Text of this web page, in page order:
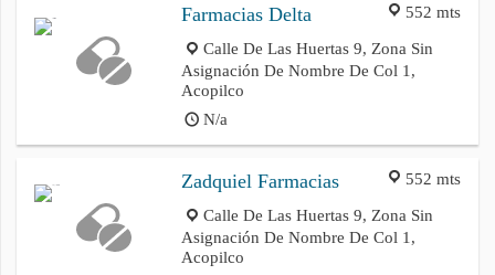
552 mts
Farmacias Delta
Calle De Las Huertas 9, Zona Sin
Asignación De Nombre De Col 1,
Acopilco
N/a
552 mts
Zadquiel Farmacias
Calle De Las Huertas 9, Zona Sin
Asignación De Nombre De Col 1,
Acopilco